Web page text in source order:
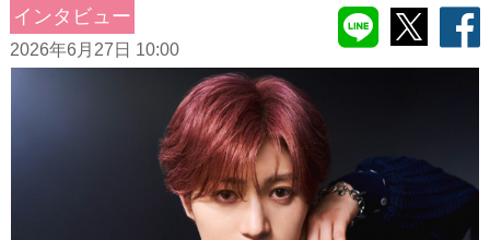
インタビュー
2026年6月27日 10:00